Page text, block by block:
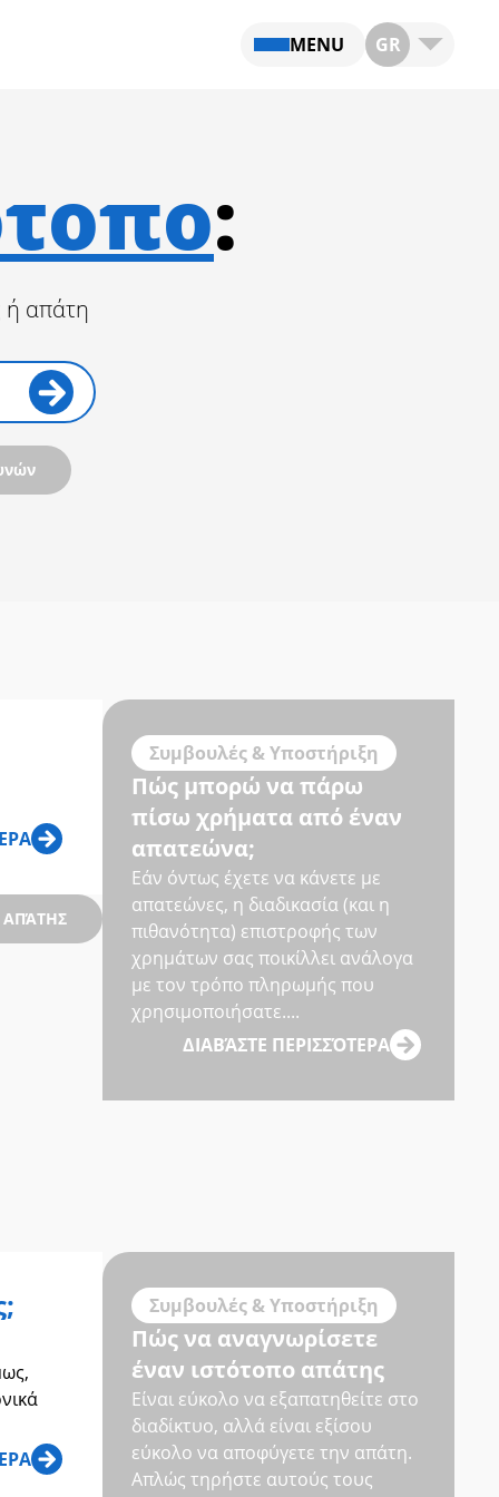
MENU GR
:
ή απάτη
ΑΠΆΤΗΣ
Συμβουλές & Υποστήριξη
Πώς μπορώ να πάρω
πίσω χρήματα από έναν
απατεώνα;
Εάν όντως έχετε να κάνετε με
απατεώνες, η διαδικασία (και η
πιθανότητα) επιστροφής των
χρημάτων σας ποικίλλει ανάλογα
με τον τρόπο πληρωμής που
χρησιμοποιήσατε....
ΔΙΑΒΆΣΤΕ ΠΕΡΙΣΣΌΤΕΡΑ
Συμβουλές & Υποστήριξη
Πώς να αναγνωρίσετε
έναν ιστότοπο απάτης
Είναι εύκολο να εξαπατηθείτε στο
διαδίκτυο, αλλά είναι εξίσου
εύκολο να αποφύγετε την απάτη.
Απλώς τηρήστε αυτούς τους